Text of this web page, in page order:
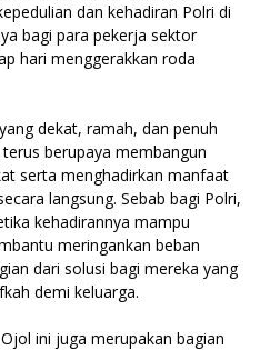
dan kehadiran Polri di
bagi para pekerja sektor
hari menggerakkan roda
dekat, ramah, dan penuh
berupaya membangun
serta menghadirkan manfaat
langsung. Sebab bagi Polri,
kehadirannya mampu
meringankan beban
dari solusi bagi mereka yang
demi keluarga.
ini juga merupakan bagian